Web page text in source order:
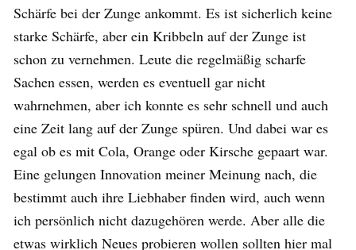
Schärfe bei der Zunge ankommt. Es ist sicherlich keine
starke Schärfe, aber ein Kribbeln auf der Zunge ist
schon zu vernehmen. Leute die regelmäßig scharfe
Sachen essen, werden es eventuell gar nicht
wahrnehmen, aber ich konnte es sehr schnell und auch
eine Zeit lang auf der Zunge spüren. Und dabei war es
egal ob es mit Cola, Orange oder Kirsche gepaart war.
Eine gelungen Innovation meiner Meinung nach, die
bestimmt auch ihre Liebhaber finden wird, auch wenn
ich persönlich nicht dazugehören werde. Aber alle die
etwas wirklich Neues probieren wollen sollten hier mal